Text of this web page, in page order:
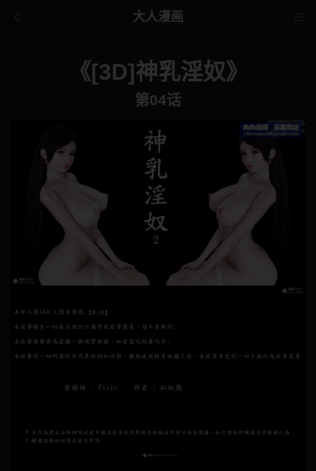
大人漫画
《[3D]神乳淫奴》
第04话